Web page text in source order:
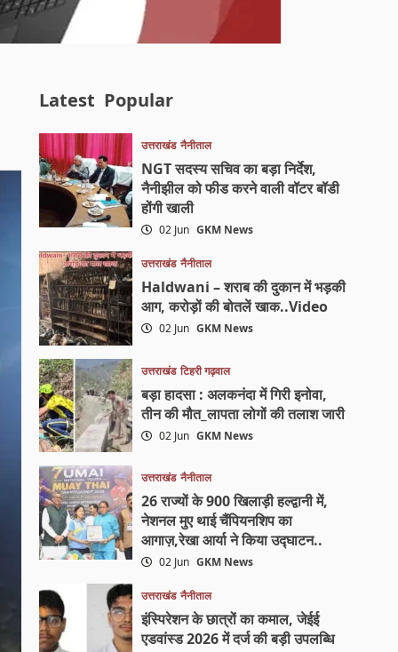
Latest Popular
उत्तराखंड नैनीताल
NGT सदस्य सचिव का बड़ा निर्देश,
नैनीझील को फीड करने वाली वॉटर बॉडी
होंगी खाली
02 Jun GKM News
उत्तराखंड नैनीताल
Haldwani – शराब की दुकान में भड़की
आग, करोड़ों की बोतलें खाक..Video
02 Jun GKM News
उत्तराखंड टिहरी गढ़वाल
बड़ा हादसा : अलकनंदा में गिरी इनोवा,
तीन की मौत_लापता लोगों की तलाश जारी
02 Jun GKM News
उत्तराखंड नैनीताल
26 राज्यों के 900 खिलाड़ी हल्द्वानी में,
नेशनल मुए थाई चैंपियनशिप का
आगाज़,रेखा आर्या ने किया उद्घाटन..
02 Jun GKM News
उत्तराखंड नैनीताल
इंस्पिरेशन के छात्रों का कमाल, जेईई
एडवांस्ड 2026 में दर्ज की बड़ी उपलब्धि